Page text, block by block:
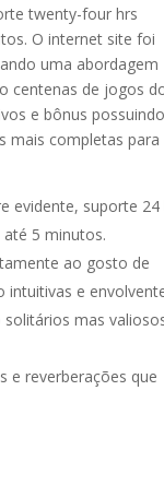
twenty-four hrs
O internet site foi
uma abordagem
centenas de jogos
e bônus possuindo
mais completas para
evidente, suporte 24
5 minutos.
ao gosto de
e
mas
e reverberações que